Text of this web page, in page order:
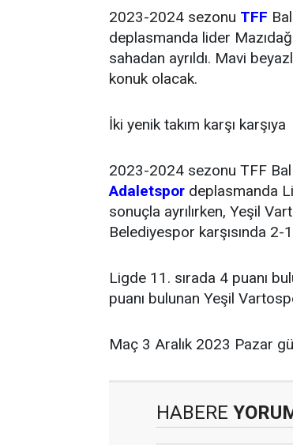
2023-2024 sezonu TFF
deplasmanda lider
sahadan ayrıldı. Mavi
konuk olacak.
İki yenik takım karşı karşıya
2023-2024 sezonu TFF
Adaletspor deplasmanda
sonuçla ayrılırken, Yeşil
Belediyespor karşısında 2-
Ligde 11. sırada 4 puanı
puanı bulunan Yeşil
Maç 3 Aralık 2023 Pazar
HABERE